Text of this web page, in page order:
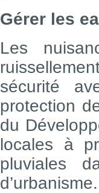
Gérer les
Les
sécurité
protection
du
locales à
pluviales
d’urbanisme.